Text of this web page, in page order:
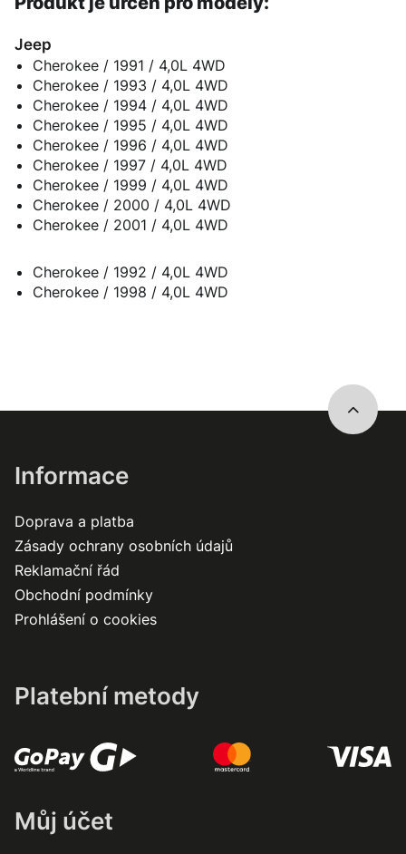
Jeep
Cherokee / 1991 / 4,0L 4WD
Cherokee / 1993 / 4,0L 4WD
Cherokee / 1994 / 4,0L 4WD
Cherokee / 1995 / 4,0L 4WD
Cherokee / 1996 / 4,0L 4WD
Cherokee / 1997 / 4,0L 4WD
Cherokee / 1999 / 4,0L 4WD
Cherokee / 2000 / 4,0L 4WD
Cherokee / 2001 / 4,0L 4WD
Cherokee / 1992 / 4,0L 4WD
Cherokee / 1998 / 4,0L 4WD
Informace
Doprava a platba
Zásady ochrany osobních údajů
Reklamační řád
Obchodní podmínky
Prohlášení o cookies
Platební metody
Můj účet